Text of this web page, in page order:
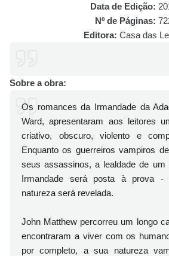
Data de Edição:
Nº de Páginas:
Editora: Casa das
Sobre a obra:
Os romances da Irmandade da
Ward, apresentaram aos leitores
criativo, obscuro, violento e
Enquanto os guerreiros vampiros
seus assassinos, a lealdade de
Irmandade será posta à prova
natureza será revelada.
John Matthew percorreu um longo
encontraram a viver com os
por completo, a sua natureza